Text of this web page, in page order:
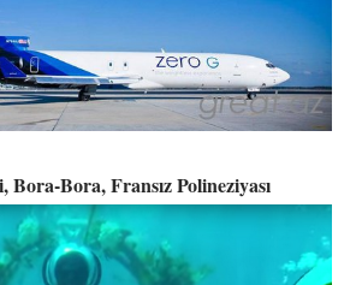
Bora-Bora, Fransız Polineziyası